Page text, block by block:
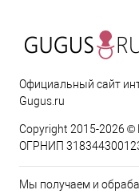
Официальный сайт
Gugus.ru
Copyright 2015-2026
ОГРНИП
Мы получаем и